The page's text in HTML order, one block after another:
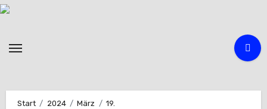
Zum
Start 2024 März
19.